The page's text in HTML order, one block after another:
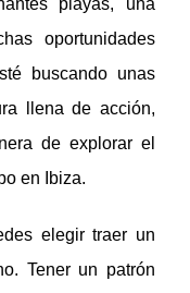
playas, una
oportunidades
buscando unas
llena de acción,
de explorar el
en Ibiza.
elegir traer un
Tener un patrón